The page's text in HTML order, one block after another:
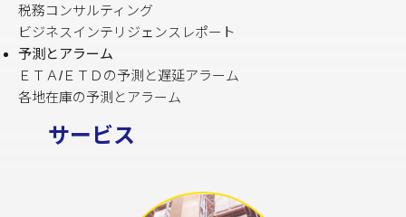
税務コンサルティング
ビジネスインテリジェンスレポート
予測とアラーム
ＥＴＡ/ＥＴＤの予測と遅延アラーム
各地在庫の予測とアラーム
サービス